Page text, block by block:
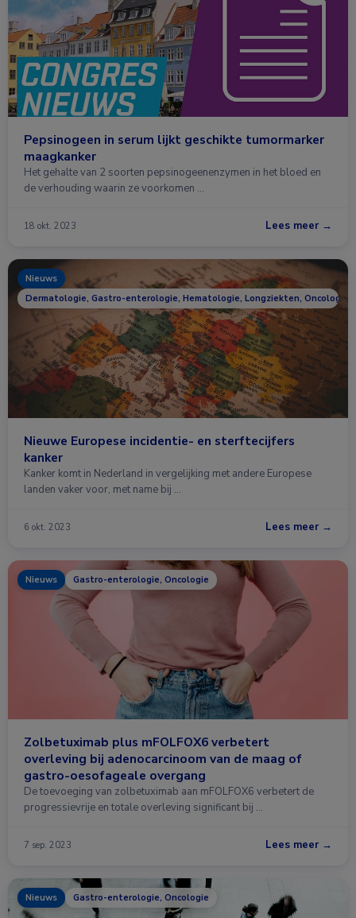
Pepsinogeen in serum lijkt geschikte tumormarker
maagkanker
Het gehalte van 2 soorten pepsinogeenenzymen in het bloed en
de verhouding waarin ze voorkomen …
18 okt. 2023 Lees meer →
Nieuws
Dermatologie, Gastro-enterologie, Hematologie, Longziekten, Oncologie,
Nieuwe Europese incidentie- en sterftecijfers
kanker
Kanker komt in Nederland in vergelijking met andere Europese
landen vaker voor, met name bij …
6 okt. 2023 Lees meer →
Nieuws Gastro-enterologie, Oncologie
Zolbetuximab plus mFOLFOX6 verbetert
overleving bij adenocarcinoom van de maag of
gastro-oesofageale overgang
De toevoeging van zolbetuximab aan mFOLFOX6 verbetert de
progressievrije en totale overleving significant bij …
7 sep. 2023 Lees meer →
Nieuws Gastro-enterologie, Oncologie